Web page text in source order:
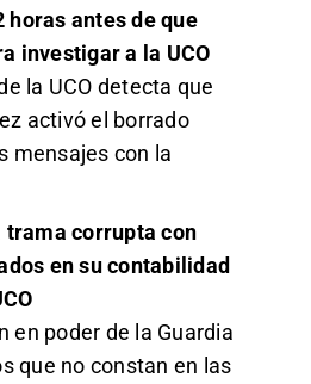
horas antes de que
investigar a la UCO
la UCO detecta que
activó el borrado
mensajes con la
trama corrupta con
en su contabilidad
en poder de la Guardia
que no constan en las